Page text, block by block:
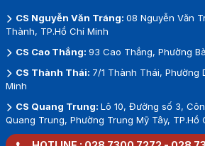
CS Nguyễn Văn Tráng: 08 Nguyễn Văn
Thành, TP.Hồ Chí Minh
CS Cao Thắng: 93 Cao Thắng, Phường
CS Thành Thái: 7/1 Thành Thái, Phường
Minh
CS Quang Trung: Lô 10, Đường số 3,
Quang Trung, Phường Trung Mỹ Tây, TP.Hồ